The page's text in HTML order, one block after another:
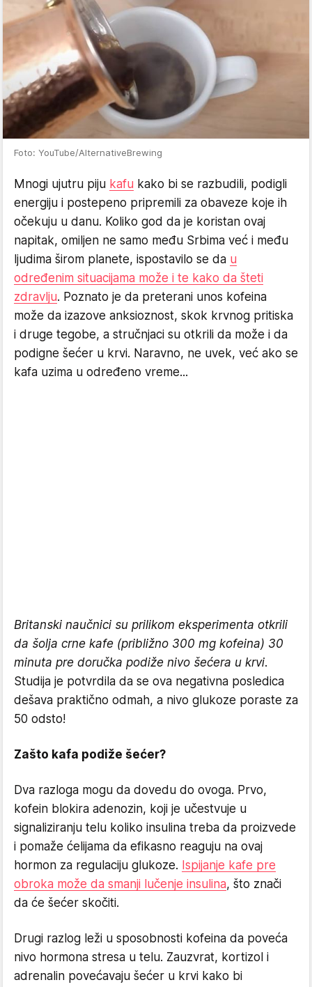
Foto: YouTube/AlternativeBrewing
Mnogi ujutru piju kafu kako bi se razbudili, podigli
energiju i postepeno pripremili za obaveze koje ih
očekuju u danu. Koliko god da je koristan ovaj
napitak, omiljen ne samo među Srbima već i među
ljudima širom planete, ispostavilo se da u
određenim situacijama može i te kako da šteti
zdravlju. Poznato je da preterani unos kofeina
može da izazove anksioznost, skok krvnog pritiska
i druge tegobe, a stručnjaci su otkrili da može i da
podigne šećer u krvi. Naravno, ne uvek, već ako se
kafa uzima u određeno vreme...
Britanski naučnici su prilikom eksperimenta otkrili
da šolja crne kafe (približno 300 mg kofeina) 30
minuta pre doručka podiže nivo šećera u krvi.
Studija je potvrdila da se ova negativna posledica
dešava praktično odmah, a nivo glukoze poraste za
50 odsto!
Zašto kafa podiže šećer?
Dva razloga mogu da dovedu do ovoga. Prvo,
kofein blokira adenozin, koji je učestvuje u
signaliziranju telu koliko insulina treba da proizvede
i pomaže ćelijama da efikasno reaguju na ovaj
hormon za regulaciju glukoze. Ispijanje kafe pre
obroka može da smanji lučenje insulina, što znači
da će šećer skočiti.
Drugi razlog leži u sposobnosti kofeina da poveća
nivo hormona stresa u telu. Zauzvrat, kortizol i
adrenalin povećavaju šećer u krvi kako bi